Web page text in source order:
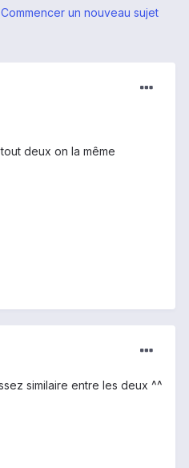
Commencer un nouveau sujet
deux on la même
similaire entre les deux ^^